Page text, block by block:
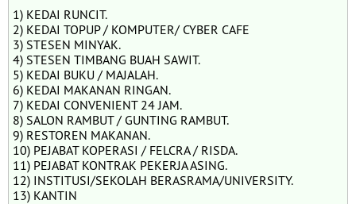
1) KEDAI RUNCIT.
2) KEDAI TOPUP / KOMPUTER/ CYBER CAFE
3) STESEN MINYAK.
4) STESEN TIMBANG BUAH SAWIT.
5) KEDAI BUKU / MAJALAH.
6) KEDAI MAKANAN RINGAN.
7) KEDAI CONVENIENT 24 JAM.
8) SALON RAMBUT / GUNTING RAMBUT.
9) RESTOREN MAKANAN.
10) PEJABAT KOPERASI / FELCRA / RISDA.
11) PEJABAT KONTRAK PEKERJA ASING.
12) INSTITUSI/SEKOLAH BERASRAMA/UNIVERSITY.
13) KANTIN